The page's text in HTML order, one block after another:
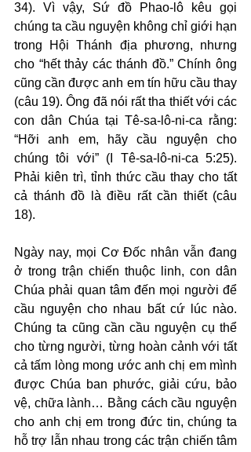
34). Vì vậy, Sứ đồ Phao-lô kêu gọi
chúng ta cầu nguyện không chỉ giới hạn
trong Hội Thánh địa phương, nhưng
cho “hết thảy các thánh đồ.” Chính ông
cũng cần được anh em tín hữu cầu thay
(câu 19). Ông đã nói rất tha thiết với các
con dân Chúa tại Tê-sa-lô-ni-ca rằng:
“Hỡi anh em, hãy cầu nguyện cho
chúng tôi với” (I Tê-sa-lô-ni-ca 5:25).
Phải kiên trì, tỉnh thức cầu thay cho tất
cả thánh đồ là điều rất cần thiết (câu
18).
Ngày nay, mọi Cơ Đốc nhân vẫn đang
ở trong trận chiến thuộc linh, con dân
Chúa phải quan tâm đến mọi người để
cầu nguyện cho nhau bất cứ lúc nào.
Chúng ta cũng cần cầu nguyện cụ thể
cho từng người, từng hoàn cảnh với tất
cả tấm lòng mong ước anh chị em mình
được Chúa ban phước, giải cứu, bảo
vệ, chữa lành… Bằng cách cầu nguyện
cho anh chị em trong đức tin, chúng ta
hỗ trợ lẫn nhau trong các trận chiến tâm